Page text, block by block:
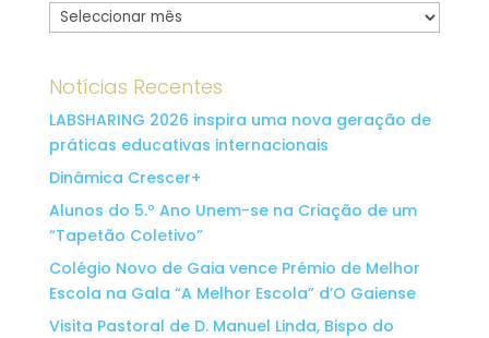
Arquivo
Notícias Recentes
LABSHARING 2026 inspira uma nova geração de
práticas educativas internacionais
Dinâmica Crescer+
Alunos do 5.º Ano Unem-se na Criação de um
“Tapetão Coletivo”
Colégio Novo de Gaia vence Prémio de Melhor
Escola na Gala “A Melhor Escola” d’O Gaiense
Visita Pastoral de D. Manuel Linda, Bispo do